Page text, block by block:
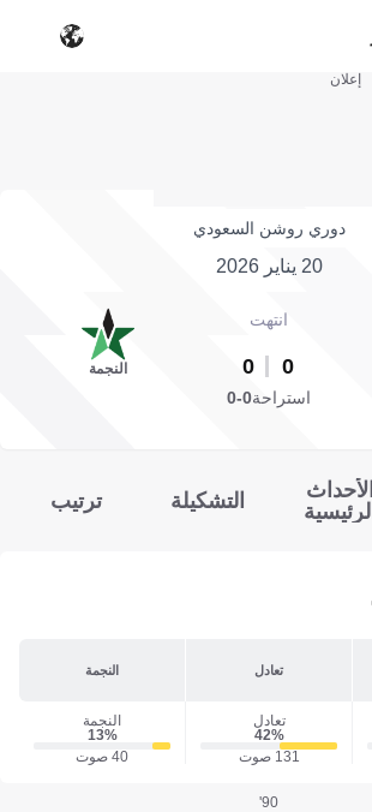
إعلان
دوري روشن السعودي
20 يناير 2026
انتهت
0
0 النجمة
استراحة0-0
الأحداث
الرئيسية
التشكيلة ترتيب
تعادل النجمة
تعادل
42‎%‎
131 صوت
النجمة
13‎%‎
40 صوت
90'